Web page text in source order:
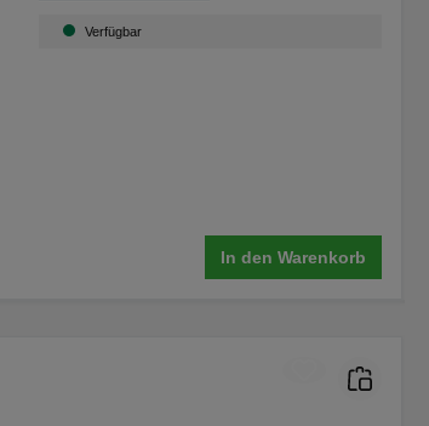
Verfügbar
In den Warenkorb